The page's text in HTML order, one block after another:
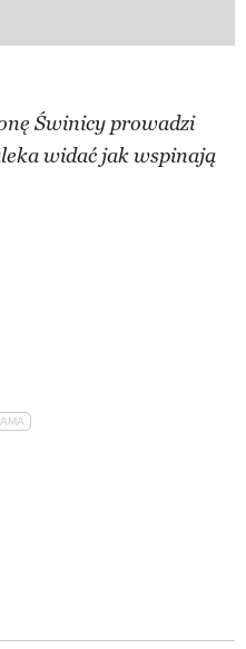
Świnicy prowadzi
widać jak wspinają